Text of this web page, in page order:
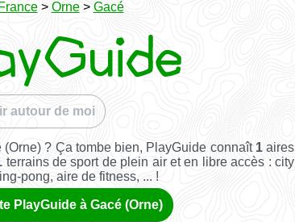
France> Orne> Gacé
autour de moi
? Ça tombe bien, PlayGuide connaît 1aires
terrains de sport de plein air et en libre accès : city
pong, aire de fitness, ... !
PlayGuide à Gacé (Orne)